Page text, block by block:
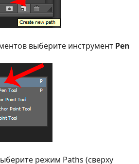
выберите инструмент Pen
режим Paths (сверху